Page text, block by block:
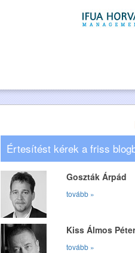
Értesítést kérek a friss
Goszták Árpád
tovább »
Kiss Álmos Péter
tovább »